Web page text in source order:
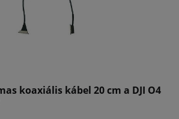
koaxiális kábel 20 cm a DJI O4